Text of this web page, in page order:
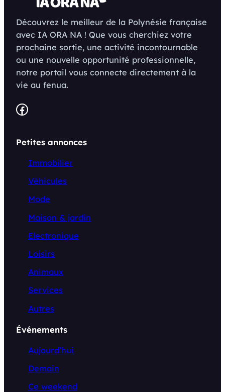
Découvrez le meilleur de la Polynésie française
avec IA ORA NA ! Que vous cherchiez votre
prochaine sortie, une activité incontournable
ou une nouvelle opportunité professionnelle,
notre portail vous connecte directement à la
vie au fenua.
Facebook
Petites annonces
Immobilier
Véhicules
Mode
Maison & jardin
Electronique
Loisirs
Animaux
Services
Autres
Événements
Aujourd’hui
Demain
Ce weekend